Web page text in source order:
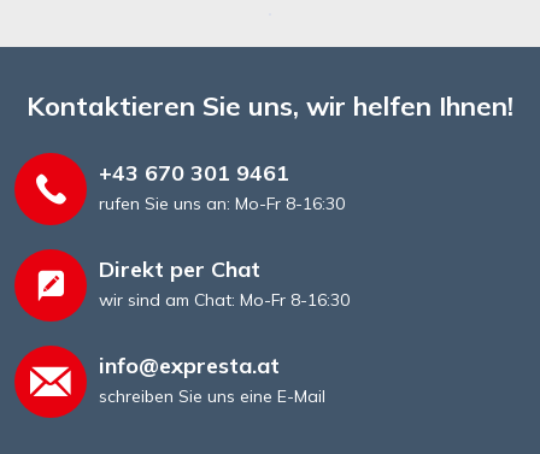
Kontaktieren Sie uns, wir helfen Ihnen!
+43 670 301 9461
rufen Sie uns an: Mo-Fr 8-16:30
Direkt per Chat
wir sind am Chat: Mo-Fr 8-16:30
info@expresta.at
schreiben Sie uns eine E-Mail